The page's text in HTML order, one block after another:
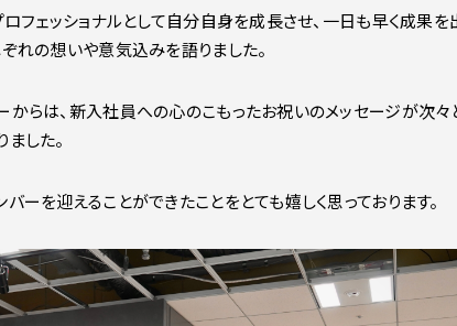
フェッショナルとして自分自身を成長させ、一日も早く成果
れの想いや意気込みを語りました。
からは、新入社員への心のこもったお祝いのメッセージが次
した。
ーを迎えることができたことをとても嬉しく思っております。